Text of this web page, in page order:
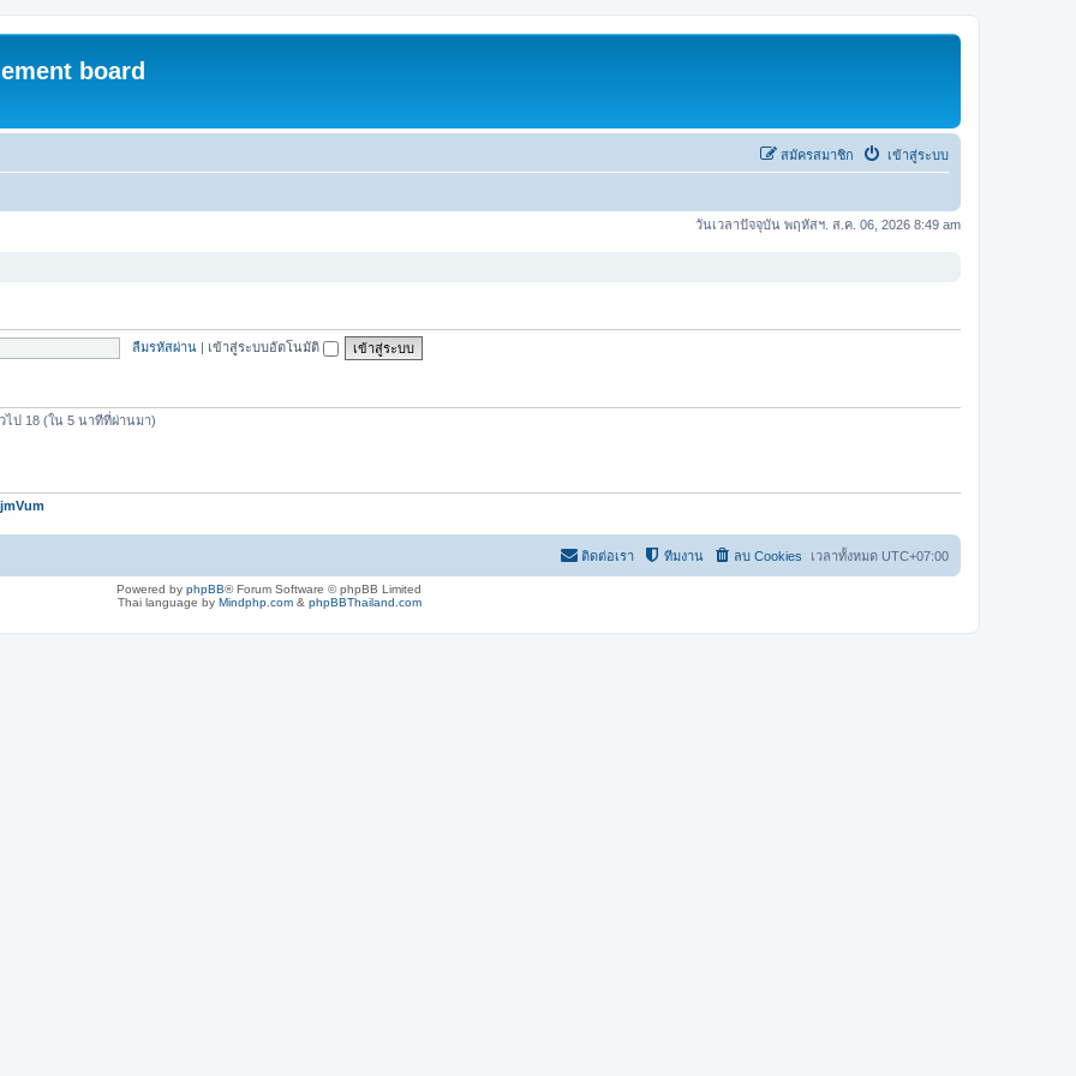
board
เข้าสู่ระบบ
สมัครสมาชิก
วันเวลาปัจจุบัน พฤหัสฯ. ส.ค. 06, 2026 8:49 am
ลืมรหัสผ่าน | เข้าสู่ระบบอัตโนมัติ
ป 18 (ใน 5 นาทีที่ผ่านมา)
jmVum
เวลาทั้งหมด UTC+07:00
ลบ Cookies
ทีมงาน
ติดต่อเรา
Powered by phpBB® Forum Software © phpBB Limited
Thai language by Mindphp.com& phpBBThailand.com